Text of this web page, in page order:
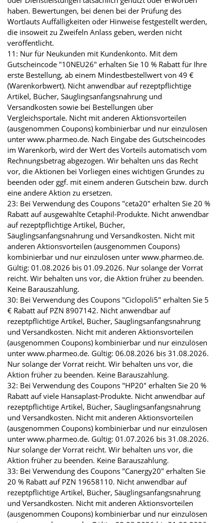
haben. Bewertungen, bei denen bei der Prüfung des
Wortlauts Auffälligkeiten oder Hinweise festgestellt werden,
die insoweit zu Zweifeln Anlass geben, werden nicht
veröffentlicht.
11: Nur für Neukunden mit Kundenkonto. Mit dem
Gutscheincode "10NEU26" erhalten Sie 10 % Rabatt für Ihre
erste Bestellung, ab einem Mindestbestellwert von 49 €
(Warenkorbwert). Nicht anwendbar auf rezeptpflichtige
Artikel, Bücher, Säuglingsanfangsnahrung und
Versandkosten sowie bei Bestellungen über
Vergleichsportale. Nicht mit anderen Aktionsvorteilen
(ausgenommen Coupons) kombinierbar und nur einzulösen
unter www.pharmeo.de. Nach Eingabe des Gutscheincodes
im Warenkorb, wird der Wert des Vorteils automatisch vom
Rechnungsbetrag abgezogen. Wir behalten uns das Recht
vor, die Aktionen bei Vorliegen eines wichtigen Grundes zu
beenden oder ggf. mit einem anderen Gutschein bzw. durch
eine andere Aktion zu ersetzen.
23: Bei Verwendung des Coupons "ceta20" erhalten Sie 20 %
Rabatt auf ausgewählte Cetaphil-Produkte. Nicht anwendbar
auf rezeptpflichtige Artikel, Bücher,
Säuglingsanfangsnahrung und Versandkosten. Nicht mit
anderen Aktionsvorteilen (ausgenommen Coupons)
kombinierbar und nur einzulösen unter www.pharmeo.de.
Gültig: 01.08.2026 bis 01.09.2026. Nur solange der Vorrat
reicht. Wir behalten uns vor, die Aktion früher zu beenden.
Keine Barauszahlung.
30: Bei Verwendung des Coupons "Ciclopoli5" erhalten Sie 5
€ Rabatt auf PZN 8907142. Nicht anwendbar auf
rezeptpflichtige Artikel, Bücher, Säuglingsanfangsnahrung
und Versandkosten. Nicht mit anderen Aktionsvorteilen
(ausgenommen Coupons) kombinierbar und nur einzulösen
unter www.pharmeo.de. Gültig: 06.08.2026 bis 31.08.2026.
Nur solange der Vorrat reicht. Wir behalten uns vor, die
Aktion früher zu beenden. Keine Barauszahlung.
32: Bei Verwendung des Coupons "HP20" erhalten Sie 20 %
Rabatt auf viele Hansaplast-Produkte. Nicht anwendbar auf
rezeptpflichtige Artikel, Bücher, Säuglingsanfangsnahrung
und Versandkosten. Nicht mit anderen Aktionsvorteilen
(ausgenommen Coupons) kombinierbar und nur einzulösen
unter www.pharmeo.de. Gültig: 01.07.2026 bis 31.08.2026.
Nur solange der Vorrat reicht. Wir behalten uns vor, die
Aktion früher zu beenden. Keine Barauszahlung.
33: Bei Verwendung des Coupons "Canergy20" erhalten Sie
20 % Rabatt auf PZN 19658110. Nicht anwendbar auf
rezeptpflichtige Artikel, Bücher, Säuglingsanfangsnahrung
und Versandkosten. Nicht mit anderen Aktionsvorteilen
(ausgenommen Coupons) kombinierbar und nur einzulösen